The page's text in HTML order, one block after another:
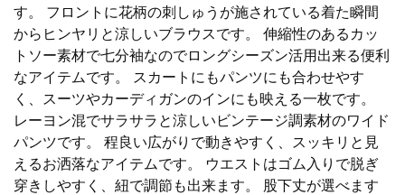
す。 フロントに花柄の刺しゅうが施されている着た瞬間
からヒンヤリと涼しいブラウスです。 伸縮性のあるカッ
トソー素材で七分袖なのでロングシーズン活用出来る便利
なアイテムです。 スカートにもパンツにも合わせやす
く、スーツやカーディガンのインにも映える一枚です。
レーヨン混でサラサラと涼しいビンテージ調素材のワイド
パンツです。 程良い広がりで動きやすく、スッキリと見
えるお洒落なアイテムです。 ウエストはゴム入りで脱ぎ
穿きしやすく、紐で調節も出来ます。 股下丈が選べます